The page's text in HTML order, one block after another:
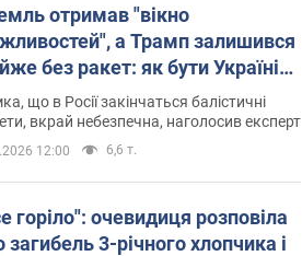
отримав "вікно
а Трамп залишився
без ракет: як бути Україні?
з Мельником
що в Росії закінчаться балістичні
вкрай небезпечна, наголосив експерт
12:00 6,6 т.
горіло": очевидиця розповіла
загибель 3-річного хлопчика і